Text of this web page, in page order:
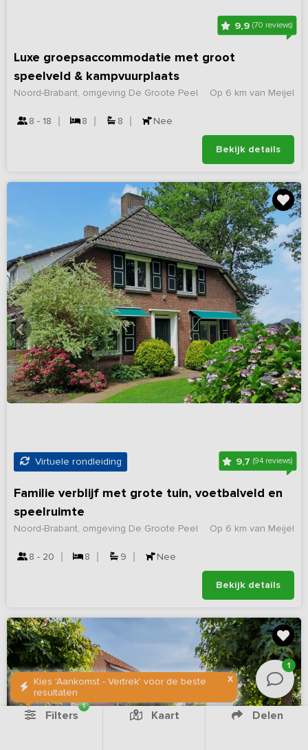
9,9 (70 reviews)
Luxe groepsaccommodatie met groot
speelveld & kampvuurplaats
Op 6 km van Meijel
Noord-Brabant, omgeving De Groote Peel
8 - 18 8 8 Nee
Bekijk details
Virtuele rondleiding 9,7(94 reviews)
Familie verblijf met grote tuin, voetbalveld en
speelruimte
Op 6 km van Meijel
Noord-Brabant, omgeving De Groote Peel
8 - 20 8 9 Nee
Bekijk details
X
Kies 'Aankomst - Vertrek' voor de beste
resultaten
1
Filters
1
Kaart Delen